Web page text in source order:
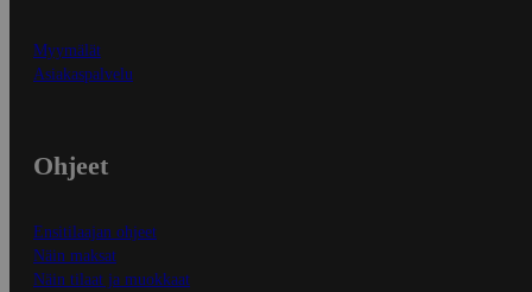
Myymälät
Asiakaspalvelu
Ohjeet
Ensitilaajan ohjeet
Näin maksat
Näin tilaat ja muokkaat